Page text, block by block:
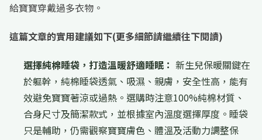
給寶寶穿戴過多衣物。
這篇文章的實用建議如下(更多細節請繼續往下閱讀)
選擇純棉睡袋，打造溫暖舒適睡眠： 新生兒保暖關鍵在
於軀幹，純棉睡袋透氣、吸濕、親膚，安全性高，能有
效避免寶寶著涼或過熱。選購時注意100%純棉材質、
合身尺寸及簡潔款式，並根據室內溫度選擇厚度。睡袋
只是輔助，仍需觀察寶寶膚色、體溫及活動力調整保